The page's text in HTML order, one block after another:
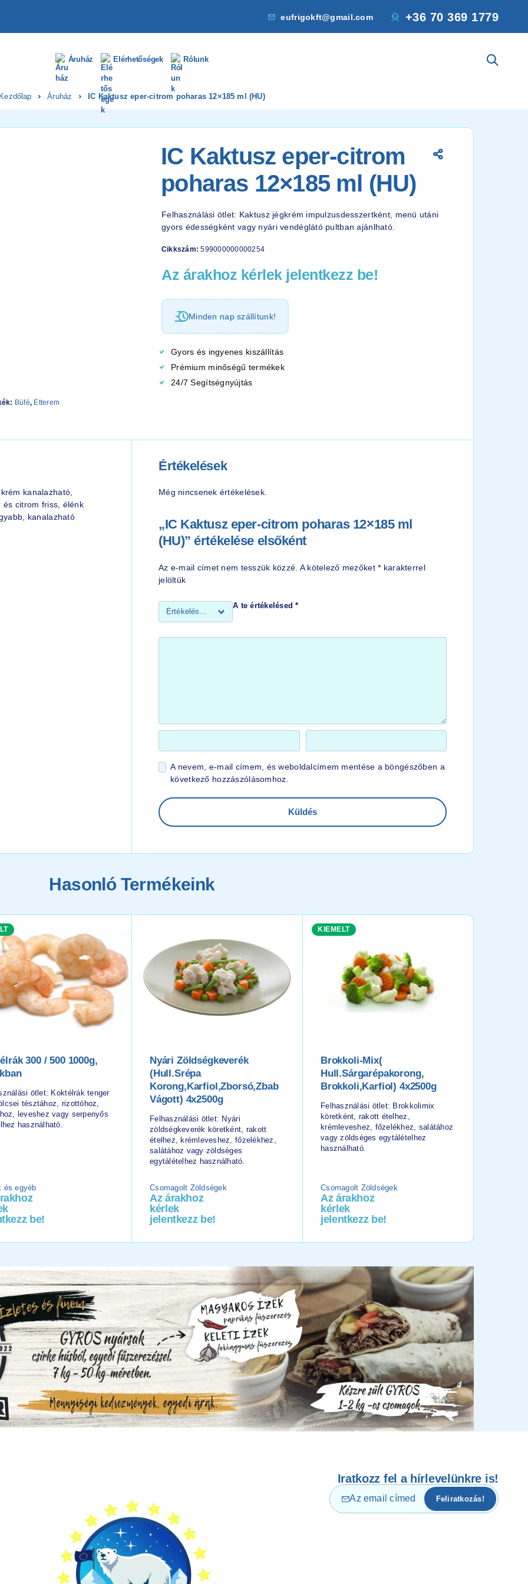
eufrigokft@gmail.com +36 70 369 1779
Áruház Elérhetőségek Rólunk
Kezdőlap Áruház IC Kaktusz eper-citrom poharas 12×185 ml (HU)
Büfé, Étterem
IC Kaktusz eper-citrom
poharas 12×185 ml (HU)
Felhasználási ötlet: Kaktusz jégkrém impulzusdesszertként, menü utáni
gyors édességként vagy nyári vendéglátó pultban ajánlható.
Cikkszám:599000000000254
Az árakhoz kérlek jelentkezz be!
Minden nap szállítunk!
Gyors és ingyenes kiszállítás
Prémium minőségű termékek
24/7 Segítségnyújtás
kanalazható,
és citrom friss, élénk
kanalazható
Értékelések
Még nincsenek értékelések.
„IC Kaktusz eper-citrom poharas 12×185 ml
(HU)” értékelése elsőként
Az e-mail címet nem tesszük közzé. A kötelező mezőket* karakterrel
jelöltük
A te értékelésed*
A nevem, e-mail címem, és weboldalcímem mentése a böngészőben a
következő hozzászólásomhoz.
Hasonló Termékeink
300 / 500 1000g,
ötlet: Koktélrák tenger
tésztához, rizottóhoz,
leveshez vagy serpenyős
használható.
és egyéb
be!
Nyári Zöldségkeverék
(hull.srépa
Korong,karfiol,zborsó,zbab
Vágott) 4x2500g
Felhasználási ötlet: Nyári
zöldségkeverék köretként, rakott
ételhez, krémleveshez, főzelékhez,
salátához vagy zöldséges
egytálételhez használható.
Csomagolt Zöldségek
Az árakhoz
kérlek
jelentkezz be!
KIEMELT
Brokkoli-Mix(
Hull.sárgarépakorong,
Brokkoli,karfiol) 4x2500g
Felhasználási ötlet: Brokkolimix
köretként, rakott ételhez,
krémleveshez, főzelékhez, salátához
vagy zöldséges egytálételhez
használható.
Csomagolt Zöldségek
Az árakhoz
kérlek
jelentkezz be!
Iratkozz fel a hírlevelünkre is!